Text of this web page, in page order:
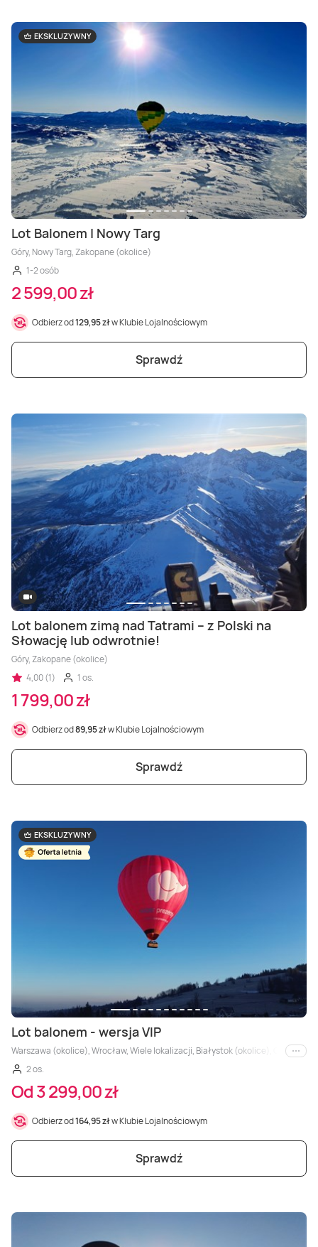
EKSKLUZYWNY
Lot Balonem | Nowy Targ
Góry, Nowy Targ, Zakopane (okolice)
1-2 osób
2 599,00 zł
Odbierz od129,95 złw Klubie Lojalnościowym
Sprawdź
Lot balonem zimą nad Tatrami – z Polski na
Słowację lub odwrotnie!
Góry, Zakopane (okolice)
4,00 (1)
1 os.
1 799,00 zł
Odbierz od89,95 złw Klubie Lojalnościowym
Sprawdź
EKSKLUZYWNY
Lot balonem - wersja VIP
Warszawa (okolice), Wrocław, Wiele lokalizacji, Białystok (okolice), Opole,i inne
2 os.
Od 3 299,00 zł
Odbierz od164,95 złw Klubie Lojalnościowym
Sprawdź